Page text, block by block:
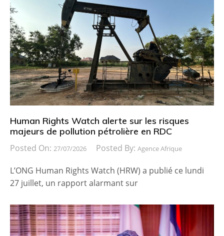
Human Rights Watch alerte sur les risques
majeurs de pollution pétrolière en RDC
Posted On: 27/07/2026 Posted By: Agence Afrique
L’ONG Human Rights Watch (HRW) a publié ce lundi
27 juillet, un rapport alarmant sur